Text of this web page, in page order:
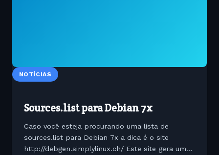
NOTÍCIAS
Sources.list para Debian 7x
Caso você esteja procurando uma lista de
sources.list para Debian 7x a dica é o site
http://debgen.simplylinux.ch/ Este site gera uma